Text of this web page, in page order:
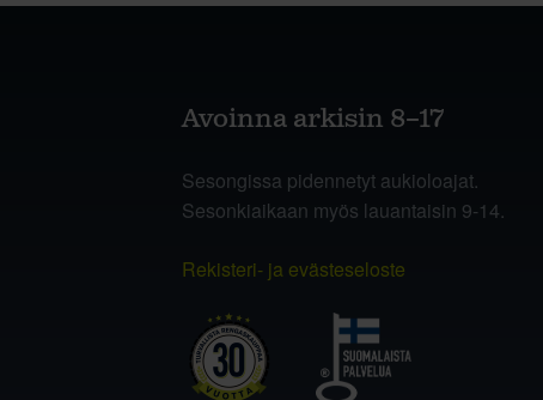
Avoinna arkisin 8–17
Sesongissa pidennetyt aukioloajat.
Sesonkiaikaan myös lauantaisin 9-14.
Rekisteri- ja evästeseloste